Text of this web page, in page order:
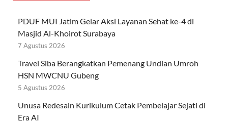
PDUF MUI Jatim Gelar Aksi Layanan Sehat ke-4 di
Masjid Al-Khoirot Surabaya
7 Agustus 2026
Travel Siba Berangkatkan Pemenang Undian Umroh
HSN MWCNU Gubeng
5 Agustus 2026
Unusa Redesain Kurikulum Cetak Pembelajar Sejati di
Era AI